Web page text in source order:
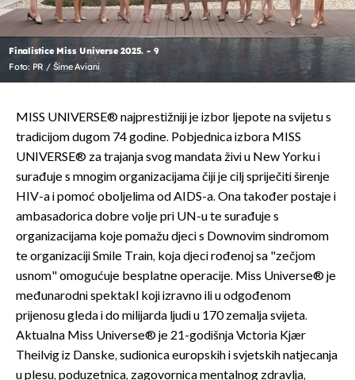
Finalistice Miss Universe 2025. - 9
Foto: PR / Šime Aviani
MISS UNIVERSE® najprestižniji je izbor ljepote na svijetu s
tradicijom dugom 74 godine. Pobjednica izbora MISS
UNIVERSE® za trajanja svog mandata živi u New Yorku i
surađuje s mnogim organizacijama čiji je cilj spriječiti širenje
HIV-a i pomoć oboljelima od AIDS-a. Ona također postaje i
ambasadorica dobre volje pri UN-u te surađuje s
organizacijama koje pomažu djeci s Downovim sindromom
te organizaciji Smile Train, koja djeci rođenoj sa "zečjom
usnom" omogućuje besplatne operacije. Miss Universe® je
međunarodni spektakl koji izravno ili u odgođenom
prijenosu gleda i do milijarda ljudi u 170 zemalja svijeta.
Aktualna Miss Universe® je 21-godišnja Victoria Kjær
Theilvig iz Danske, sudionica europskih i svjetskih natjecanja
u plesu, poduzetnica, zagovornica mentalnog zdravlja,